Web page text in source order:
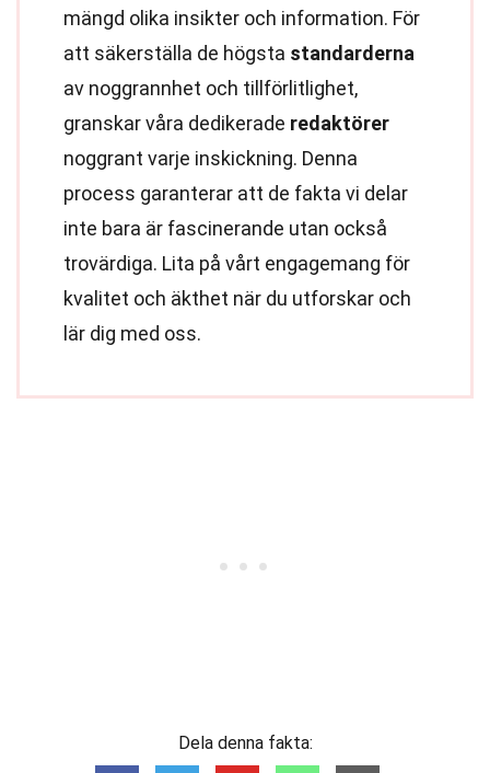
mängd olika insikter och information. För
att säkerställa de högsta standarderna
av noggrannhet och tillförlitlighet,
granskar våra dedikerade redaktörer
noggrant varje inskickning. Denna
process garanterar att de fakta vi delar
inte bara är fascinerande utan också
trovärdiga. Lita på vårt engagemang för
kvalitet och äkthet när du utforskar och
lär dig med oss.
Dela denna fakta: